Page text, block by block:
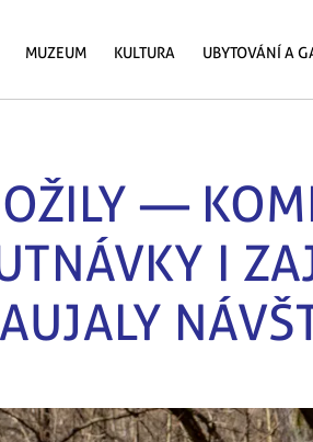
MUZEUM KULTURA UBYTOVÁNÍ A
—
I